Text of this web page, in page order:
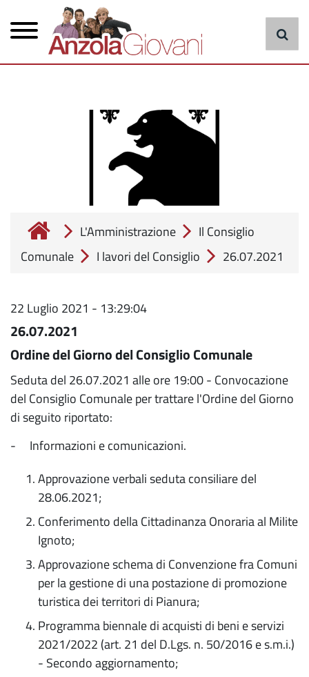
contenuto
principale
principale
cerca
L'Amministrazione
Il Consiglio
Comunale
I lavori del Consiglio 26.07.2021
22 Luglio 2021 - 13:29:04
26.07.2021
Ordine del Giorno del Consiglio Comunale
Seduta del 26.07.2021 alle ore 19:00 - Convocazione
del Consiglio Comunale per trattare l'Ordine del Giorno
di seguito riportato:
- Informazioni e comunicazioni.
Approvazione verbali seduta consiliare del
28.06.2021;
Conferimento della Cittadinanza Onoraria al Milite
Ignoto;
Approvazione schema di Convenzione fra Comuni
per la gestione di una postazione di promozione
turistica dei territori di Pianura;
Programma biennale di acquisti di beni e servizi
2021/2022 (art. 21 del D.Lgs. n. 50/2016 e s.m.i.)
- Secondo aggiornamento;